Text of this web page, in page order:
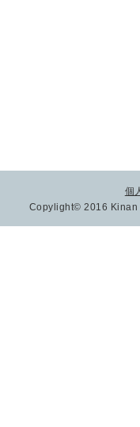
個
Copylight© 2016 Kinan